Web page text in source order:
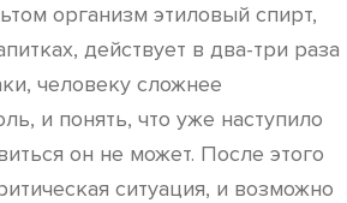
организм этиловый спирт,
действует в два-три раза
человеку сложнее
и понять, что уже наступило
он не может. После этого
ситуация, и возможно